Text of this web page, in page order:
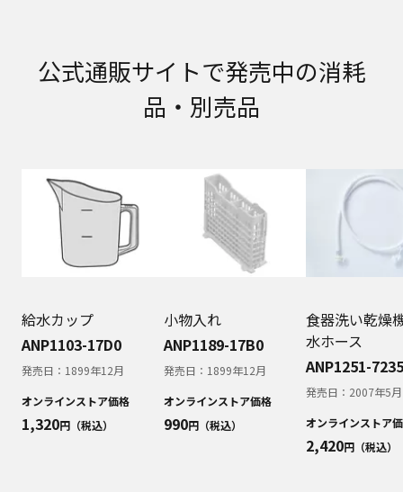
のお取り扱いについて。パナソニック株式会社お
内容を、ご相談への対応や修理、その確認などの
に提供しません。お問い合わせは、ご相談された
窓口にご連絡ください。
なお、本ウェブサイトに公開されている取扱説明
書は、原則として商品が発売された当初のものを
掲載しています。したがいまして、会社名やお客
様ご相談窓口の連絡先などが変更されている場合
いる説明書の記載内容と、お客様がお持ちの商品
の仕様がその後のマイナーチェンジにより、異な
る場合があります。本ウェブサイトに公開されて
いる取扱説明書の内容とお手持ちの商品の仕様に
相違がある場合は、ご購入店、お近くの当社商品
の取扱店、または当社サービス会社に直接お問い
合わせください。また、商品に同梱される取扱説
明書が改訂されている場合、当社の選択により、
公式通販サイトで発売中の消耗
品・別売品
給水カップ
ANP1103-17D0
発売日： 1899年12月
オンラインストア価格
1,320円（税込）
小物入れ
ANP1189-17B0
発売日： 1899年12月
オンラインストア価格
990円（税込）
食器洗い乾燥
水ホース
ANP1251-7235
発売日： 2007年5月
オンラインストア
2,420円（税込）